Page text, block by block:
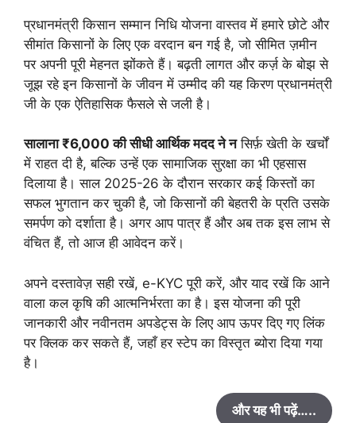
प्रधानमंत्री किसान सम्मान निधि योजना वास्तव में हमारे छोटे और
सीमांत किसानों के लिए एक वरदान बन गई है, जो सीमित ज़मीन
पर अपनी पूरी मेहनत झोंकते हैं। बढ़ती लागत और कर्ज़ के बोझ से
जूझ रहे इन किसानों के जीवन में उम्मीद की यह किरण प्रधानमंत्री
जी के एक ऐतिहासिक फैसले से जली है।
सालाना ₹6,000 की सीधी आर्थिक मदद ने नसिर्फ़ खेती के खर्चों
में राहत दी है, बल्कि उन्हें एक सामाजिक सुरक्षा का भी एहसास
दिलाया है। साल 2025-26 के दौरान सरकार कई किस्तों का
सफल भुगतान कर चुकी है, जो किसानों की बेहतरी के प्रति उसके
समर्पण को दर्शाता है। अगर आप पात्र हैं और अब तक इस लाभ से
वंचित हैं, तो आज ही आवेदन करें।
अपने दस्तावेज़ सही रखें, e-KYC पूरी करें, और याद रखें कि आने
वाला कल कृषि की आत्मनिर्भरता का है। इस योजना की पूरी
जानकारी और नवीनतम अपडेट्स के लिए आप ऊपर दिए गए लिंक
पर क्लिक कर सकते हैं, जहाँ हर स्टेप का विस्तृत ब्योरा दिया गया
है।
और यह भी पढ़ें…..